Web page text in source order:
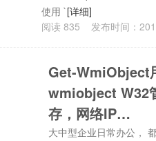
使用 `[详细]
阅读835 发布时间：
Get-WmiObject
wmiobject W32
存，网络IP…
大中型企业日常办公，